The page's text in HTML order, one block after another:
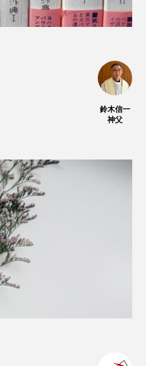
鈴木信一
神父